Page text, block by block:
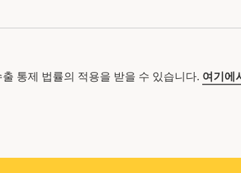
통제 법률의 적용을 받을 수 있습니다. 여기에